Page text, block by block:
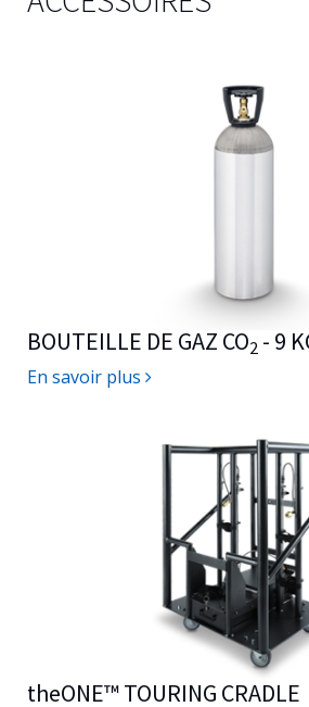
BOUTEILLE DE GAZ CO2 - 9
En savoir plus
theONE™TOURING CRADLE